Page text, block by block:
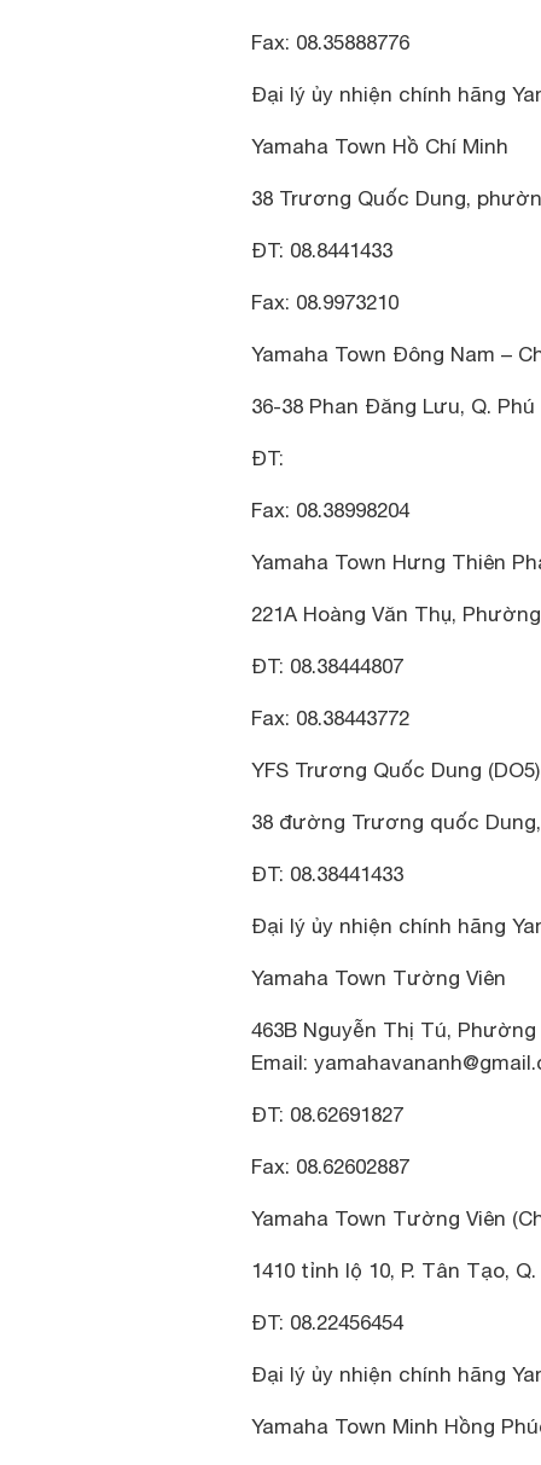
Fax: 08.35888776
Đại lý ủy nhiện chính hãng
Yamaha Town Hồ Chí Minh
38 Trương Quốc Dung,
ĐT: 08.8441433
Fax: 08.9973210
Yamaha Town Đông Nam –
36-38 Phan Đăng Lưu, Q.
ĐT:
Fax: 08.38998204
Yamaha Town Hưng Thiên
221A Hoàng Văn Thụ,
ĐT: 08.38444807
Fax: 08.38443772
YFS Trương Quốc Dung (DO5)
38 đường Trương quốc
ĐT: 08.38441433
Đại lý ủy nhiện chính hãng
Yamaha Town Tường Viên
463B Nguyễn Thị Tú,
Email:
ĐT: 08.62691827
Fax: 08.62602887
Yamaha Town Tường Viên
1410 tỉnh lộ 10, P. Tân Tạo,
ĐT: 08.22456454
Đại lý ủy nhiện chính hãng
Yamaha Town Minh Hồng